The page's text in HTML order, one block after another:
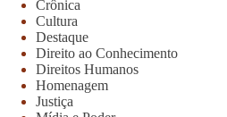
Crônica
Cultura
Destaque
Direito ao Conhecimento
Direitos Humanos
Homenagem
Justiça